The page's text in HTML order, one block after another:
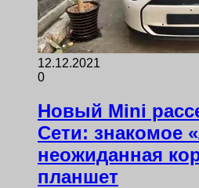
12.12.2021
0
Новый Mini
Сети: знакомое
неожиданная
планшет